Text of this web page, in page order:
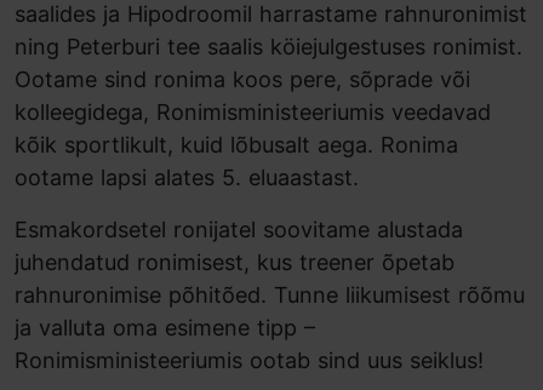
saalides ja Hipodroomil harrastame rahnuronimist
ning Peterburi tee saalis köiejulgestuses ronimist.
Ootame sind ronima koos pere, sõprade või
kolleegidega, Ronimisministeeriumis veedavad
kõik sportlikult, kuid lõbusalt aega. Ronima
ootame lapsi alates 5. eluaastast.
Esmakordsetel ronijatel soovitame alustada
juhendatud ronimisest, kus treener õpetab
rahnuronimise põhitõed. Tunne liikumisest rõõmu
ja valluta oma esimene tipp –
Ronimisministeeriumis ootab sind uus seiklus!